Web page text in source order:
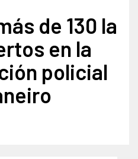
de 130 la
en la
policial